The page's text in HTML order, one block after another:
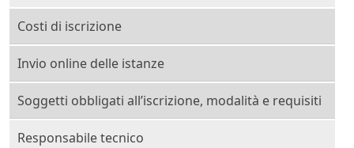
Costi di iscrizione
Invio online delle istanze
Soggetti obbligati all’iscrizione, modalità e requisiti
Responsabile tecnico